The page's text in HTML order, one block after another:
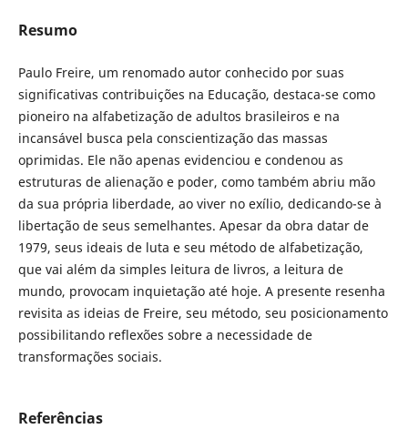
Resumo
Paulo Freire, um renomado autor conhecido por suas
significativas contribuições na Educação, destaca-se como
pioneiro na alfabetização de adultos brasileiros e na
incansável busca pela conscientização das massas
oprimidas. Ele não apenas evidenciou e condenou as
estruturas de alienação e poder, como também abriu mão
da sua própria liberdade, ao viver no exílio, dedicando-se à
libertação de seus semelhantes. Apesar da obra datar de
1979, seus ideais de luta e seu método de alfabetização,
que vai além da simples leitura de livros, a leitura de
mundo, provocam inquietação até hoje. A presente resenha
revisita as ideias de Freire, seu método, seu posicionamento
possibilitando reflexões sobre a necessidade de
transformações sociais.
Referências